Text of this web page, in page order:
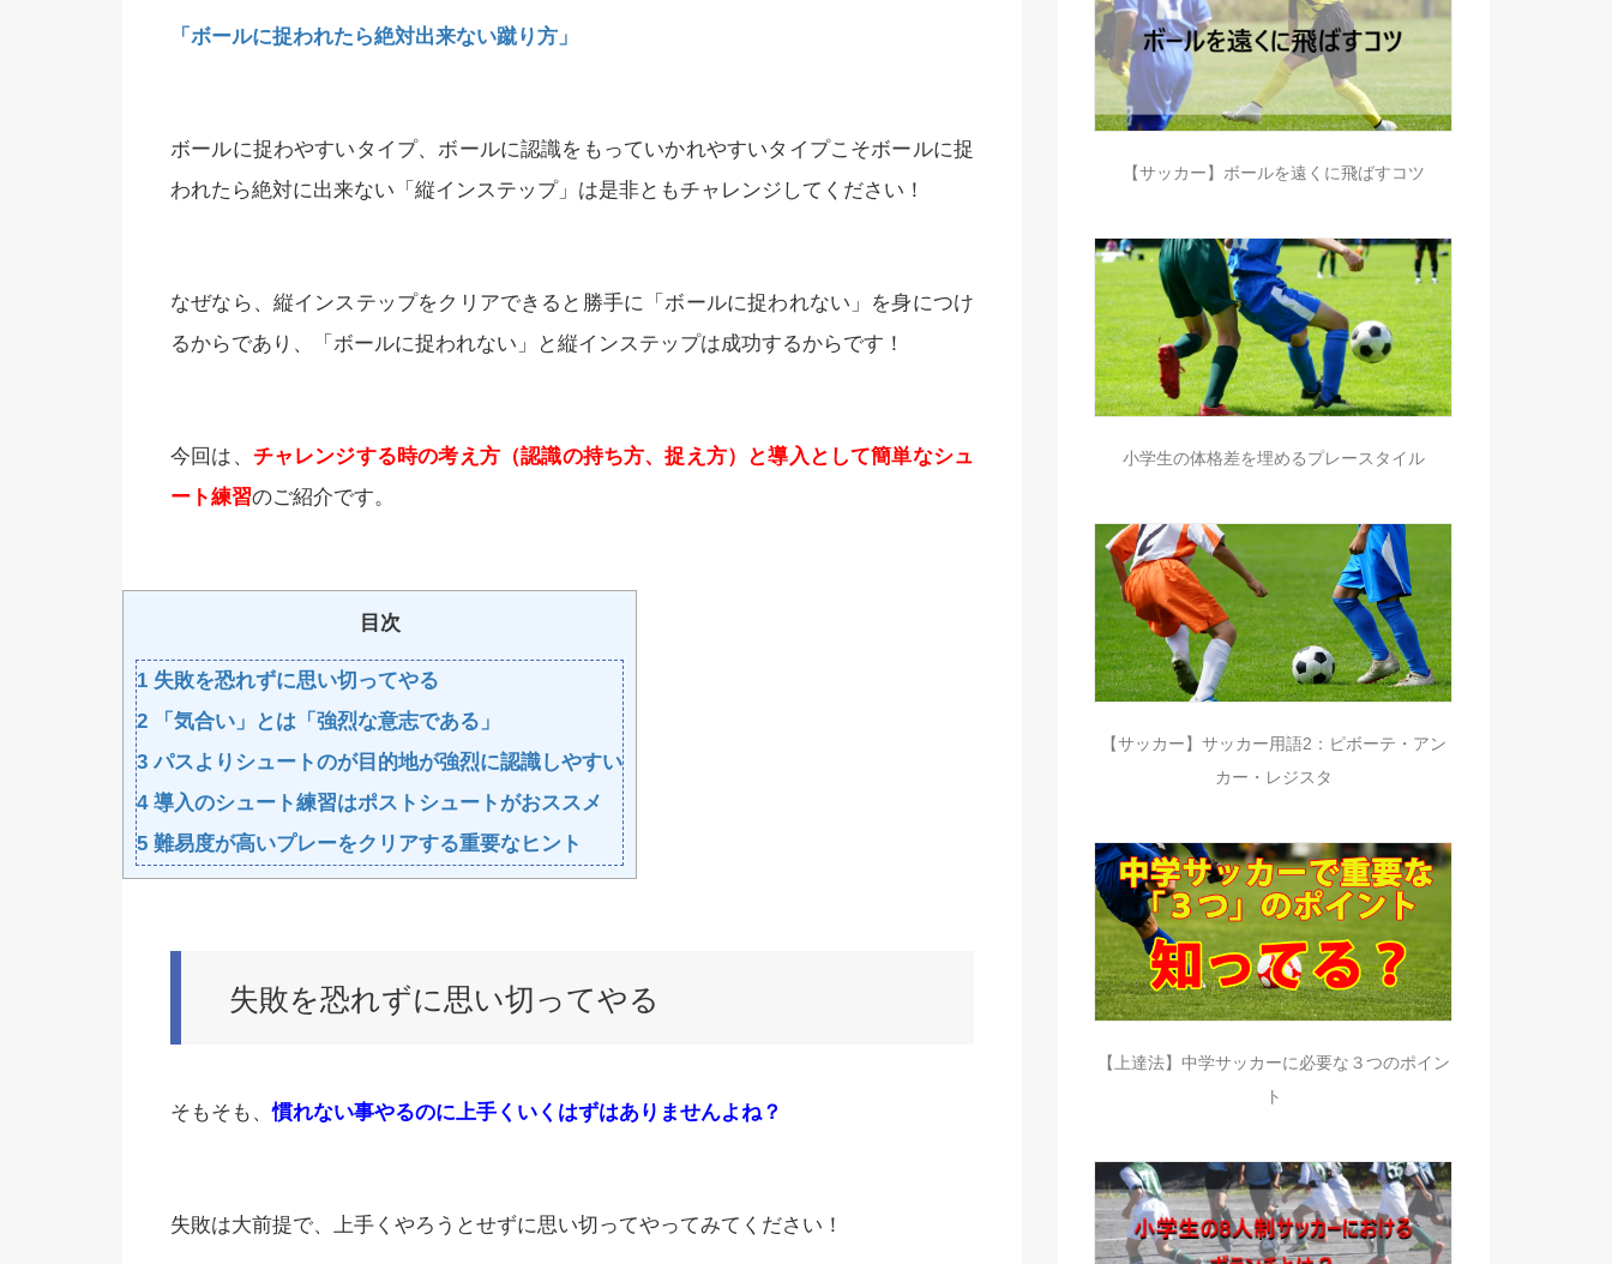
「ボールに捉われたら絶対出来ない蹴り方」
ボールに捉わやすいタイプ、ボールに認識をもっていかれやすいタイプこそボールに捉
われたら絶対に出来ない「縦インステップ」は是非ともチャレンジしてください！
なぜなら、縦インステップをクリアできると勝手に「ボールに捉われない」を身につけ
るからであり、「ボールに捉われない」と縦インステップは成功するからです！
今回は、 チャレンジする時の考え方（認識の持ち方、捉え方）と導入として簡単なシュ
ート練習のご紹介です。
目次
1 失敗を恐れずに思い切ってやる
2 「気合い」とは「強烈な意志である」
3 パスよりシュートのが目的地が強烈に認識しやすい
4導入のシュート練習はポストシュートがおススメ
5 難易度が高いプレーをクリアする重要なヒント
失敗を恐れずに思い切ってやる
そもそも、慣れない事やるのに上手くいくはずはありませんよね？
失敗は大前提で、上手くやろうとせずに思い切ってやってみてください！
【サッカー】ボールを遠くに飛ばすコツ
小学生の体格差を埋めるプレースタイル
【サッカー】サッカー用語2：ピボーテ・アン
カー・レジスタ
【上達法】中学サッカーに必要な３つのポイン
ト